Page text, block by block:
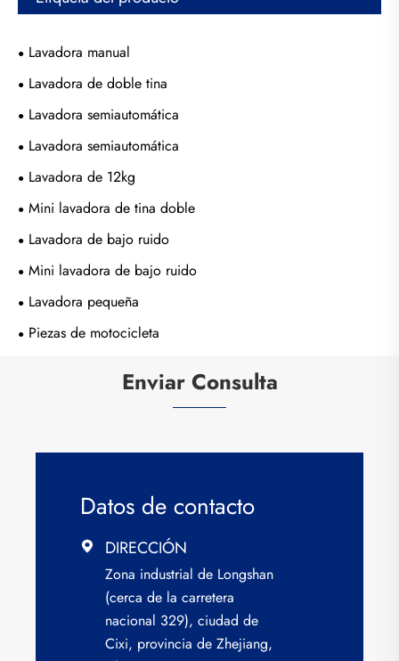
Lavadora manual
Lavadora de doble tina
Lavadora semiautomática
Lavadora semiautomática
Lavadora de 12kg
Mini lavadora de tina doble
Lavadora de bajo ruido
Mini lavadora de bajo ruido
Lavadora pequeña
Piezas de motocicleta
Enviar Consulta
Datos de contacto
 DIRECCIÓN
Zona industrial de Longshan
(cerca de la carretera
nacional 329), ciudad de
Cixi, provincia de Zhejiang,